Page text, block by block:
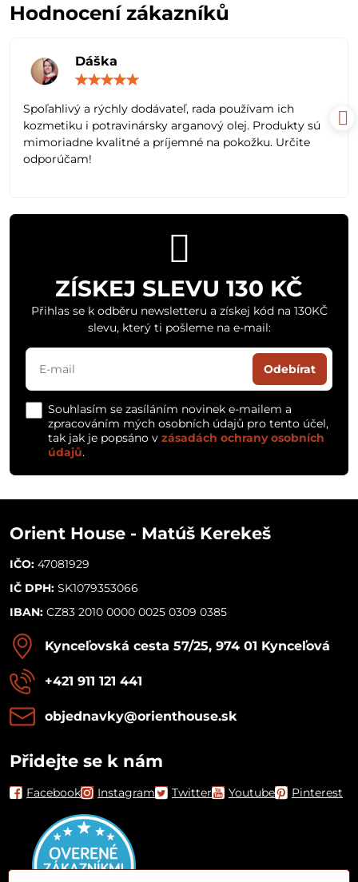
Hodnocení zákazníků
Dáška
5
Spoľahlivý a rýchly dodávateľ, rada používam ich
kozmetiku i potravinársky arganový olej. Produkty sú
mimoriadne kvalitné a príjemné na pokožku. Určite
odporúčam!
ZÍSKEJ SLEVU 130 KČ
Přihlas se k odběru newsletteru a získej kód na 130KČ
slevu, který ti pošleme na e-mail:
Odebírat
Souhlasím se zasíláním novinek e-mailem a
zpracováním mých osobních údajů pro tento účel,
tak jak je popsáno v zásadách ochrany osobních
údajů.
Orient House - Matúš Kerekeš
IČO: 47081929
IČ DPH: SK1079353066
IBAN: CZ83 2010 0000 0025 0309 0385
Kynceľovská cesta 57/25, 974 01 Kynceľová
+421 911 121 441
objednavky​@orienthouse​.sk
Přidejte se k nám
Facebook Instagram Twitter Youtube Pinterest